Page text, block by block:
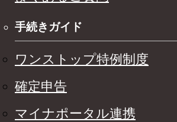
手続きガイド
ワンストップ特例制度
確定申告
マイナポータル連携